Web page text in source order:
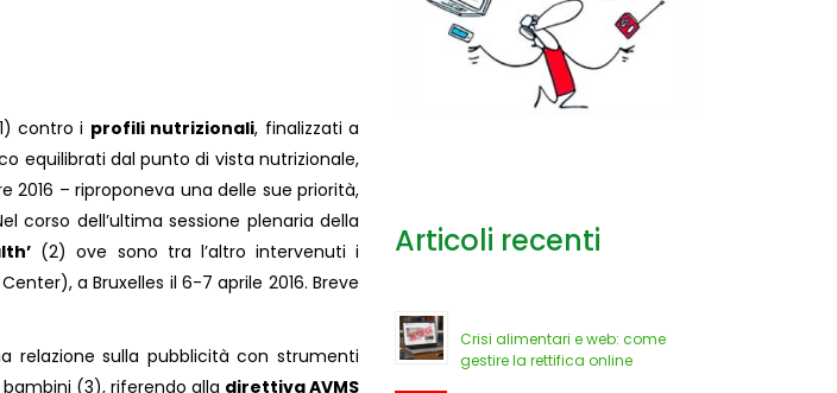
contro i profili nutrizionali, finalizzati a
equilibrati dal punto di vista nutrizionale,
2016 – riproponeva una delle sue priorità,
corso dell’ultima sessione plenaria della
(2) ove sono tra l’altro intervenuti i
a Bruxelles il 6-7 aprile 2016. Breve
relazione sulla pubblicità con strumenti
(3), riferendo alla direttiva AVMS
Articoli recenti
Crisi alimentari e web: come
gestire la rettifica online